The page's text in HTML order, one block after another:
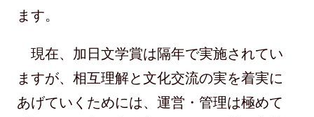
ます。
現在、加日文学賞は隔年で実施されてい
ますが、相互理解と文化交流の実を着実に
あげていくためには、運営・管理は極めて